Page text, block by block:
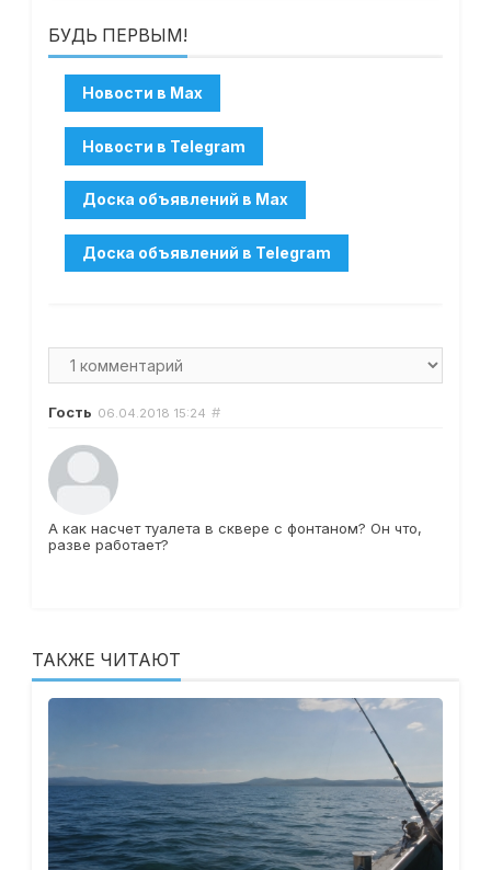
БУДЬ ПЕРВЫМ!
Гость 06.04.2018 15:24 #
А как насчет туалета в сквере с фонтаном? Он что,
разве работает?
ТАКЖЕ ЧИТАЮТ